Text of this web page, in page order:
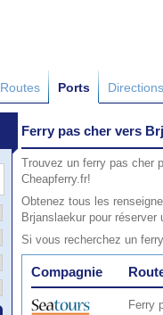
Routes Ports Directions
Ferry pas cher vers
Trouvez un ferry pas cher
Cheapferry.fr!
Obtenez tous les
Brjanslaekur pour
Si vous recherchez un
Compagnie
Ferry